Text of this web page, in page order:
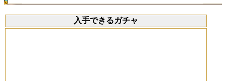
入手できるガチャ